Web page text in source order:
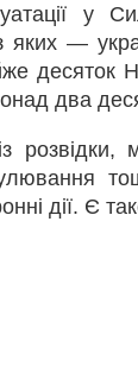
у
яких —
десяток
два
розвідки,
дії. Є